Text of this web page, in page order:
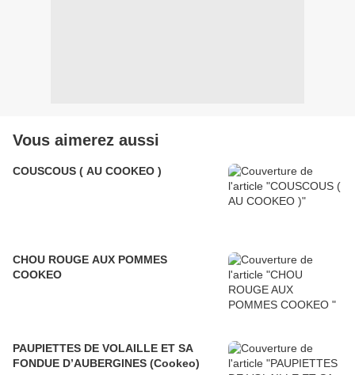
Vous aimerez aussi
COUSCOUS ( AU COOKEO )
CHOU ROUGE AUX POMMES
COOKEO
PAUPIETTES DE VOLAILLE ET SA
FONDUE D’AUBERGINES (Cookeo)